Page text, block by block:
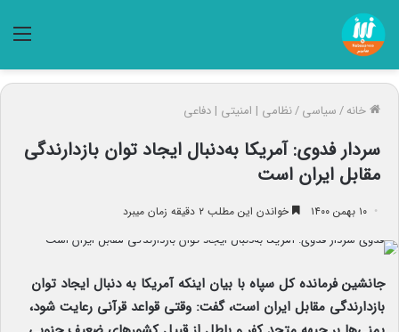
خانه/سیاسی/نظامی | امنیتی | دفاعی
سردار فدوی: آمریکا به‌دنبال ایجاد توان بازدارندگی
مقابل ایران است
۱۰ بهمن ۱۴۰۰ خواندن این مطلب ۲ دقیقه زمان میبرد
جانشین فرمانده کل سپاه با بیان اینکه آمریکا به دنبال ایجاد توان
بازدارندگی مقابل ایران است، گفت: وقتی قواعد قرآنی رعایت شود،